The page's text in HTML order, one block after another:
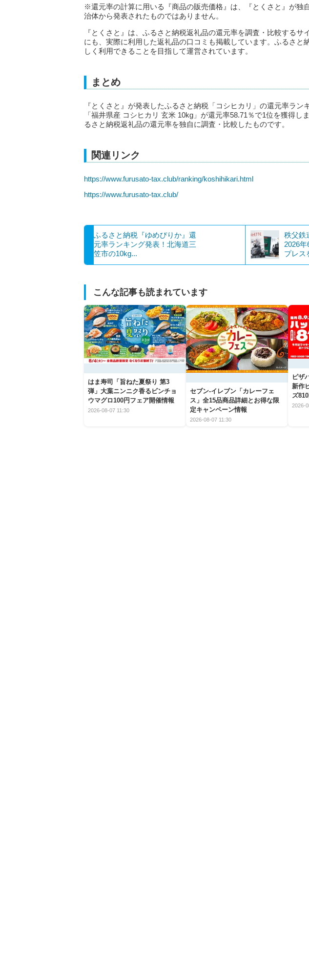
※還元率の計算に用いる『商品の販売価格』は、『とくさと』が独
治体から発表されたものではありません。
『とくさと』は、ふるさと納税返礼品の還元率を調査・比較するサ
にも、実際に利用した返礼品の口コミも掲載しています。ふるさと
しく利用できることを目指して運営されています。
まとめ
『とくさと』が発表したふるさと納税「コシヒカリ」の還元率ラン
「福井県産 コシヒカリ 玄米 10kg」が還元率58.71％で1位を獲得し
るさと納税返礼品の還元率を独自に調査・比較したものです。
関連リンク
https://www.furusato-tax.club/ranking/koshihikari.html
https://www.furusato-tax.club/
ふるさと納税『ゆめぴりか』還
元率ランキング発表！北海道三
笠市の10kg...
秩父鉄
2026
プレス
こんな記事も読まれています
はま寿司「旨ねた夏祭り 第3
弾」大葉ニンニク香るビンチョ
ウマグロ100円フェア開催情報
2026-08-07 11:30
セブン‐イレブン「カレーフェ
ス」全15品商品詳細とお得な限
定キャンペーン情報
2026-08-07 11:30
ピザ
新作
ズ
2026-